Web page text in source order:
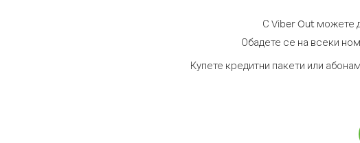
С Viber Out можете
Обадете се на всеки
Купете кредитни пакети или